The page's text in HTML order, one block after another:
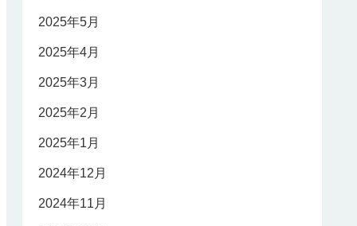
2025年5月
2025年4月
2025年3月
2025年2月
2025年1月
2024年12月
2024年11月